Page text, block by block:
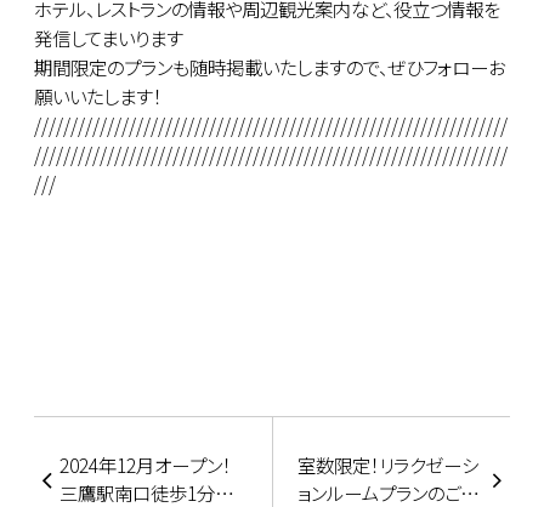
ホテル、レストランの情報や周辺観光案内など、役立つ情報を
発信してまいります
期間限定のプランも随時掲載いたしますので、ぜひフォローお
願いいたします！
/////////////////////////////////////////////////////////////////
/////////////////////////////////////////////////////////////////
///
2024年12月オープン！
三鷹駅南口徒歩1分の
室数限定！リラクゼーシ
ョンルームプランのご案